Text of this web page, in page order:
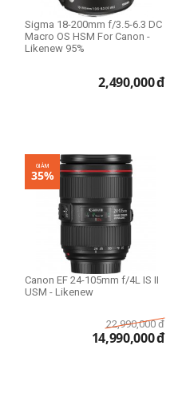
Sigma 18-200mm f/3.5-6.3 DC
Macro OS HSM For Canon -
Likenew 95%
2,490,000đ
GIẢM
35%
Canon EF 24-105mm f/4L IS II
USM - Likenew
22,990,000 đ
14,990,000đ